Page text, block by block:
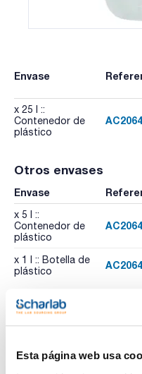
Esta página web usa
Envase
x 25 l ::
Contenedor de
plástico
Otros envases
Envase
x 5 l ::
Contenedor de
plástico
x 1 l :: Botella de
plástico